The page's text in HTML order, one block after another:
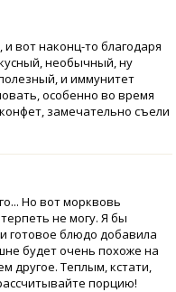
вот наконц-то благодаря
необычный, ну
и иммунитет
особенно во время
замечательно съели
Но вот морквовь
не могу. Я бы
готовое блюдо добавила
будет очень похоже на
другое. Теплым, кстати,
порцию!